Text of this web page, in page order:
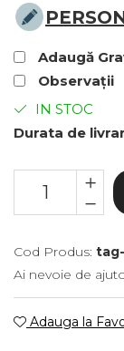
Bratari Baieti
Bratari Fete
Bratari Bff
TIPURI
Bratari din
Bratari din Pietre
Bratari Zodii cu
Semipretioase
Bratari cu Perle
Adaugă
Observații
IN STOC
Durata de
Cod Produs:
Ai nevoie de
Adauga la